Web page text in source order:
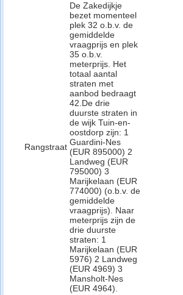
Rangstraat
De Zakedijkje
bezet momenteel
plek 32 o.b.v. de
gemiddelde
vraagprijs en plek
35 o.b.v.
meterprijs. Het
totaal aantal
straten met
aanbod bedraagt
42.De drie
duurste straten in
de wijk Tuin-en-
oostdorp zijn: 1
Guardini-Nes
(EUR 895000) 2
Landweg (EUR
795000) 3
Marijkelaan (EUR
774000) (o.b.v. de
gemiddelde
vraagprijs). Naar
meterprijs zijn de
drie duurste
straten: 1
Marijkelaan (EUR
5976) 2 Landweg
(EUR 4969) 3
Mansholt-Nes
(EUR 4964).